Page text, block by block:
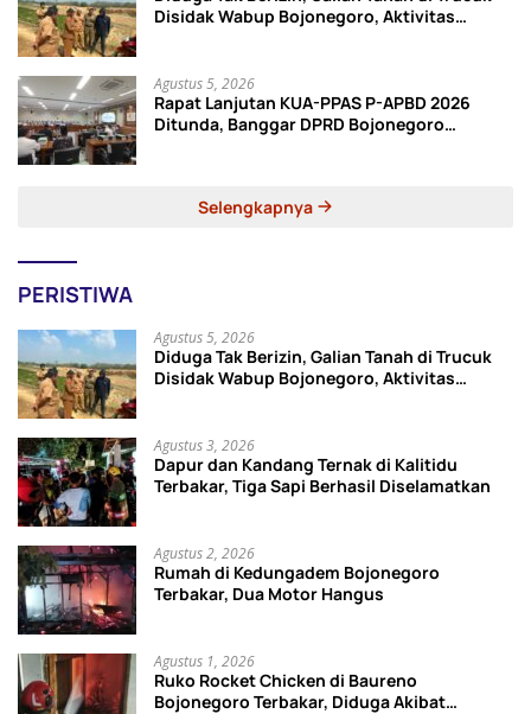
Disidak Wabup Bojonegoro, Aktivitas
Agustus 5, 2026
Rapat Lanjutan KUA-PPAS P-APBD 2026
Ditunda, Banggar DPRD Bojonegoro
Selengkapnya
PERISTIWA
Agustus 5, 2026
Diduga Tak Berizin, Galian Tanah di Trucuk
Disidak Wabup Bojonegoro, Aktivitas
Agustus 3, 2026
Dapur dan Kandang Ternak di Kalitidu
Terbakar, Tiga Sapi Berhasil Diselamatkan
Agustus 2, 2026
Rumah di Kedungadem Bojonegoro
Terbakar, Dua Motor Hangus
Agustus 1, 2026
Ruko Rocket Chicken di Baureno
Bojonegoro Terbakar, Diduga Akibat